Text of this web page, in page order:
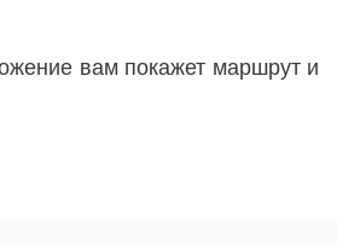
вам покажет маршрут и